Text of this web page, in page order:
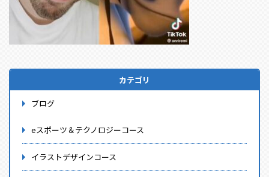
カテゴリ
ブログ
eスポーツ＆テクノロジーコース
イラストデザインコース